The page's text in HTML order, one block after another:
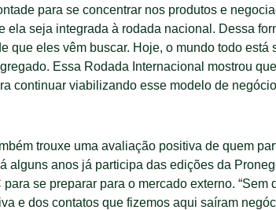
para se concentrar nos produtos e
ela seja integrada à rodada nacional. Dessa
que eles vêm buscar. Hoje, o mundo todo
Essa Rodada Internacional mostrou
continuar viabilizando esse modelo de
trouxe uma avaliação positiva de quem
alguns anos já participa das edições da
se preparar para o mercado externo.
e dos contatos que fizemos aqui saíram